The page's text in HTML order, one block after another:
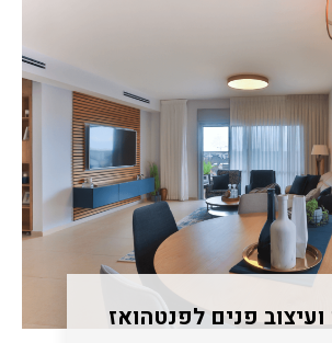
ועיצוב פנים לפנטהואז